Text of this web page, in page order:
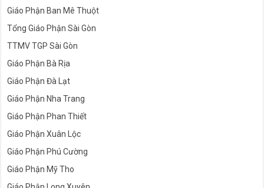
Giáo Phận Ban Mê Thuột
Tổng Giáo Phận Sài Gòn
TTMV TGP Sài Gòn
Giáo Phận Bà Rịa
Giáo Phận Đà Lạt
Giáo Phận Nha Trang
Giáo Phận Phan Thiết
Giáo Phận Xuân Lộc
Giáo Phận Phú Cường
Giáo Phận Mỹ Tho